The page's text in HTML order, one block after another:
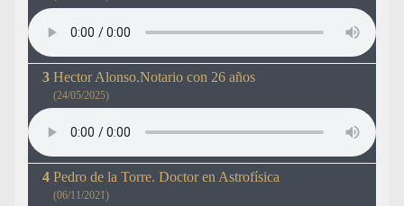
Hector Alonso.Notario con 26 años
(24/05/2025)
Pedro de la Torre. Doctor en Astrofísica
(06/11/2021)